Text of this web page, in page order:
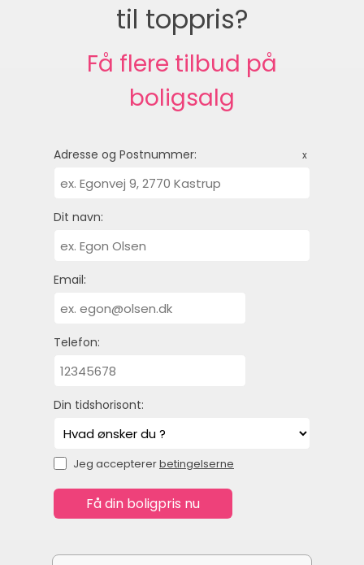
til toppris?
Få flere tilbud på
boligsalg
Adresse og Postnummer: x
Dit navn:
Email:
Telefon:
Din tidshorisont:
Jeg acceptererbetingelserne